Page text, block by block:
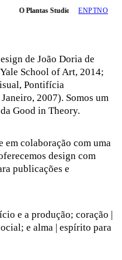
O Plantas Studio exige um cessar-
ENPTNO
de João Doria de
School of Art, 2014;
Pontifícia
2007). Somos um
Good in Theory.
em colaboração com uma
design com
publicações e
e a produção; coração |
e alma | espírito para